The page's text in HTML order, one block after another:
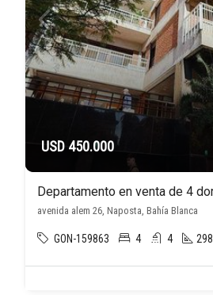
USD 450.000
avenida alem 26, Naposta, Bahía Blanca
GON-159863 4 4 298